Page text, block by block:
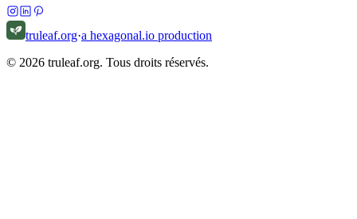
truleaf.org·a hexagonal.io production
© 2026 truleaf.org. Tous droits réservés.